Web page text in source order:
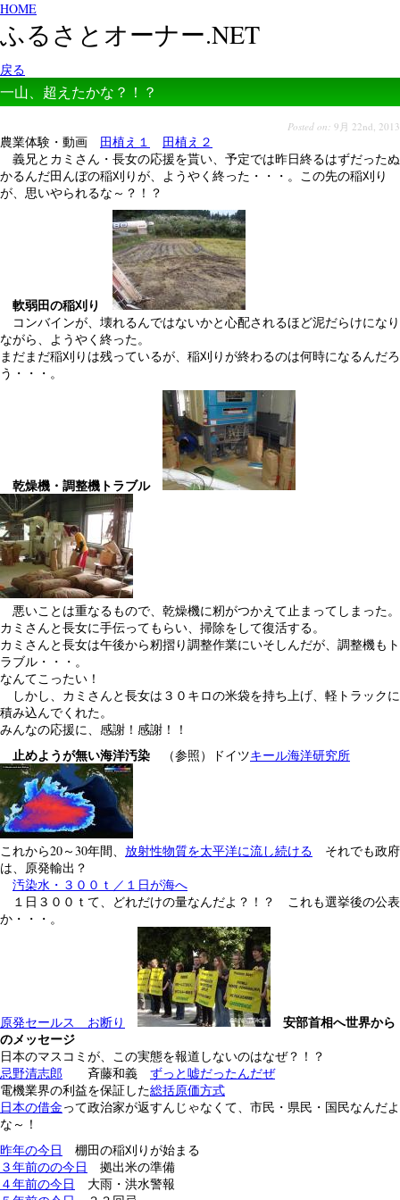
HOME
ふるさとオーナー.NET
戻る
一山、超えたかな？！？
Posted on: 9月 22nd, 2013
農業体験・動画 田植え１
田植え２
義兄とカミさん・長女の応援を貰い、予定では昨日終るはずだったぬ
かるんだ田んぼの稲刈りが、ようやく終った・・・。この先の稲刈り
が、思いやられるな～？！？
軟弱田の稲刈り
コンバインが、壊れるんではないかと心配されるほど泥だらけになり
ながら、ようやく終った。
まだまだ稲刈りは残っているが、稲刈りが終わるのは何時になるんだろ
う・・・。
乾燥機・調整機トラブル
悪いことは重なるもので、乾燥機に籾がつかえて止まってしまった。
カミさんと長女に手伝ってもらい、掃除をして復活する。
カミさんと長女は午後から籾摺り調整作業にいそしんだが、調整機もト
ラブル・・・。
なんてこったい！
しかし、カミさんと長女は３０キロの米袋を持ち上げ、軽トラックに
積み込んでくれた。
みんなの応援に、感謝！感謝！！
止めようが無い海洋汚染 （参照）ドイツキール海洋研究所
これから20～30年間、 放射性物質を太平洋に流し続ける それでも政府
は、原発輸出？
汚染水・３００ｔ／１日が海へ
１日３００ｔて、どれだけの量なんだよ？！？ これも選挙後の公表
か・・・。
原発セールス お断り
安部首相へ世界から
のメッセージ
日本のマスコミが、この実態を報道しないのはなぜ？！？
忌野清志郎 斉藤和義 ずっと嘘だったんだぜ
電機業界の利益を保証した総括原価方式
日本の借金って政治家が返すんじゃなくて、市民・県民・国民なんだよ
な～！
昨年の今日
棚田の稲刈りが始まる
３年前のの今日
拠出米の準備
４年前の今日
大雨・洪水警報